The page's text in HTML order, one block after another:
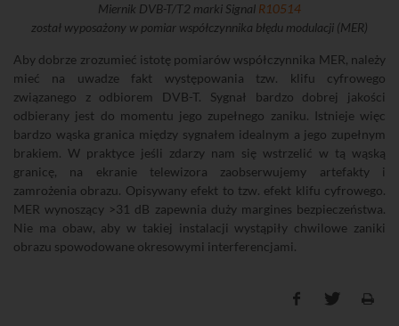
Miernik DVB-T/T2 marki Signal R10514
został wyposażony w pomiar współczynnika błędu modulacji (MER)
Aby dobrze zrozumieć istotę pomiarów współczynnika MER, należy
mieć na uwadze fakt występowania tzw. klifu cyfrowego
związanego z odbiorem DVB-T. Sygnał bardzo dobrej jakości
odbierany jest do momentu jego zupełnego zaniku. Istnieje więc
bardzo wąska granica między sygnałem idealnym a jego zupełnym
brakiem. W praktyce jeśli zdarzy nam się wstrzelić w tą wąską
granicę, na ekranie telewizora zaobserwujemy artefakty i
zamrożenia obrazu. Opisywany efekt to tzw. efekt klifu cyfrowego.
MER wynoszący >31 dB zapewnia duży margines bezpieczeństwa.
Nie ma obaw, aby w takiej instalacji wystąpiły chwilowe zaniki
obrazu spowodowane okresowymi interferencjami.